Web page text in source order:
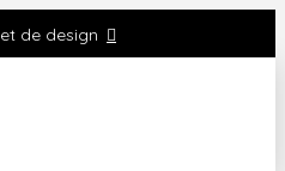
de design